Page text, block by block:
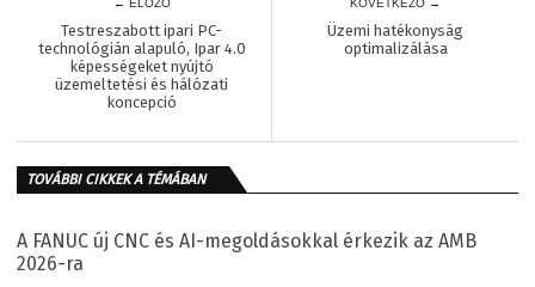
← ELŐZŐ
Testreszabott ipari PC-
technológián alapuló, Ipar 4.0
képességeket nyújtó
üzemeltetési és hálózati
koncepció
KÖVETKEZŐ →
Üzemi hatékonyság
optimalizálása
TOVÁBBI CIKKEK A TÉMÁBAN
A FANUC új CNC és AI-megoldásokkal érkezik az AMB
2026-ra